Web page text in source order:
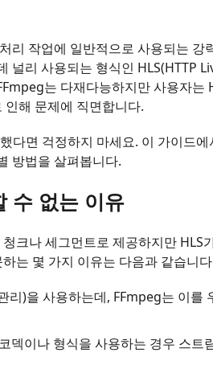
리 작업에 일반적으로 사용되는 강
널리 사용되는 형식인 HLS(HTTP
는 다재다능하지만 사용자는
해 문제에 직면합니다.
다면 걱정하지 마세요. 이 가이드
방법을 살펴봅니다.
수 없는 이유
크나 세그먼트로 제공하지만 HLS
는 몇 가지 이유는 다음과 같습니
)을 사용하는데, FFmpeg는 이를
덱이나 형식을 사용하는 경우 스트